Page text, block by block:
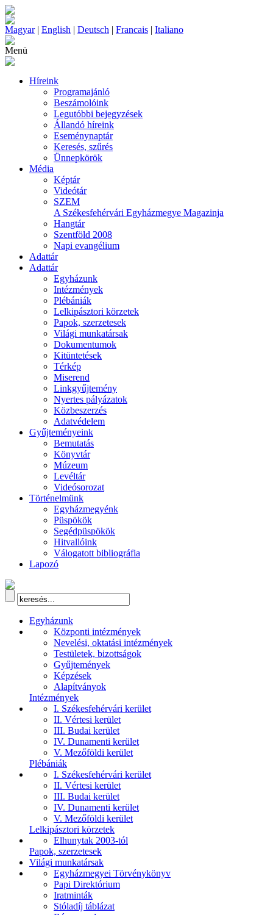
Magyar| English | Deutsch | Francais | Italiano
Menü
Híreink
Programajánló
Beszámolóink
Legutóbbi bejegyzések
Állandó híreink
Eseménynaptár
Keresés, szűrés
Ünnepkörök
Média
Képtár
Videótár
SZEM
A Székesfehérvári Egyházmegye Magazinja
Hangtár
Szentföld 2008
Napi evangélium
Adattár
Adattár
Egyházunk
Intézmények
Plébániák
Lelkipásztori körzetek
Papok, szerzetesek
Világi munkatársak
Dokumentumok
Kitüntetések
Térkép
Miserend
Linkgyűjtemény
Nyertes pályázatok
Közbeszerzés
Adatvédelem
Gyűjteményeink
Bemutatás
Könyvtár
Múzeum
Levéltár
Videósorozat
Történelmünk
Egyházmegyénk
Püspökök
Segédpüspökök
Hitvallóink
Válogatott bibliográfia
Lapozó
Egyházunk
Központi intézmények
Nevelési, oktatási intézmények
Testületek, bizottságok
Gyűjtemények
Képzések
Alapítványok
Intézmények
I. Székesfehérvári kerület
II. Vértesi kerület
III. Budai kerület
IV. Dunamenti kerület
V. Mezőföldi kerület
Plébániák
I. Székesfehérvári kerület
II. Vértesi kerület
III. Budai kerület
IV. Dunamenti kerület
V. Mezőföldi kerület
Lelkipásztori körzetek
Elhunytak 2003-tól
Papok, szerzetesek
Világi munkatársak
Egyházmegyei Törvénykönyv
Papi Direktórium
Iratminták
Stóladíj táblázat